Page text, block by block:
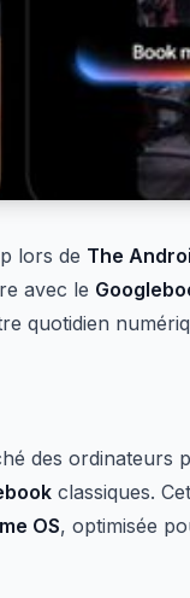
lors de The
avec le
quotidien
des ordinateurs
classiques.
OS, optimisée